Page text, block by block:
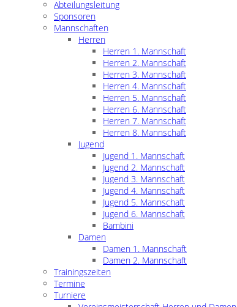
Abteilungsleitung
Sponsoren
Mannschaften
Herren
Herren 1. Mannschaft
Herren 2. Mannschaft
Herren 3. Mannschaft
Herren 4. Mannschaft
Herren 5. Mannschaft
Herren 6. Mannschaft
Herren 7. Mannschaft
Herren 8. Mannschaft
Jugend
Jugend 1. Mannschaft
Jugend 2. Mannschaft
Jugend 3. Mannschaft
Jugend 4. Mannschaft
Jugend 5. Mannschaft
Jugend 6. Mannschaft
Bambini
Damen
Damen 1. Mannschaft
Damen 2. Mannschaft
Trainingszeiten
Termine
Turniere